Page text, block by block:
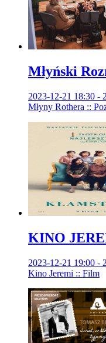
Młyński
2023-12-21 18:30 -
Młyny Rothera ::
KINO
2023-12-21 19:00 -
Kino Jeremi :: Film